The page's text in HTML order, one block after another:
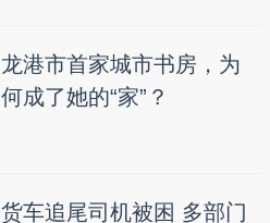
龙港市首家城市书房，为
何成了她的“家”？
货车追尾司机被困 多部门